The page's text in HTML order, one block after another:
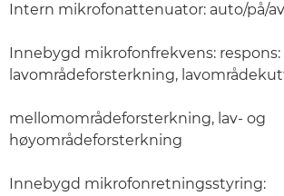
Intern mikrofonattenuator: auto/på/av
Innebygd mikrofonfrekvens: respons:
lavområdeforsterkning,
mellomområdeforsterkning, lav- og
høyområdeforsterkning
Innebygd mikrofonretningsstyring: